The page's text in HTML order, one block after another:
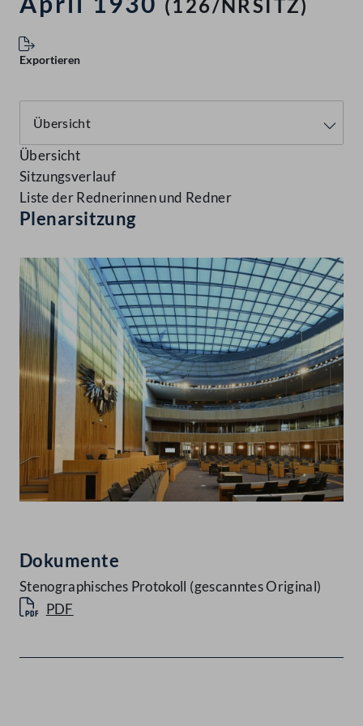
(126/NRSITZ)
Exportieren
Übersicht
Sitzungsverlauf
Liste der Rednerinnen und Redner
Plenarsitzung
Dokumente
Stenographisches Protokoll (gescanntes Original)
PDF